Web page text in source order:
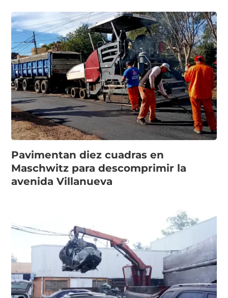
Pavimentan diez cuadras en
Maschwitz para descomprimir la
avenida Villanueva